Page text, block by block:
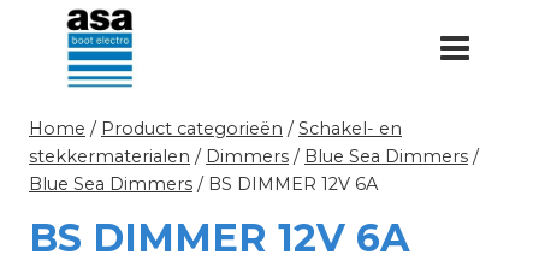
Doorgaan
inhoud
Home / Product categorieën / Schakel- en
stekkermaterialen / Dimmers / Blue Sea Dimmers /
Blue Sea Dimmers / BS DIMMER 12V 6A
BS DIMMER 12V 6A